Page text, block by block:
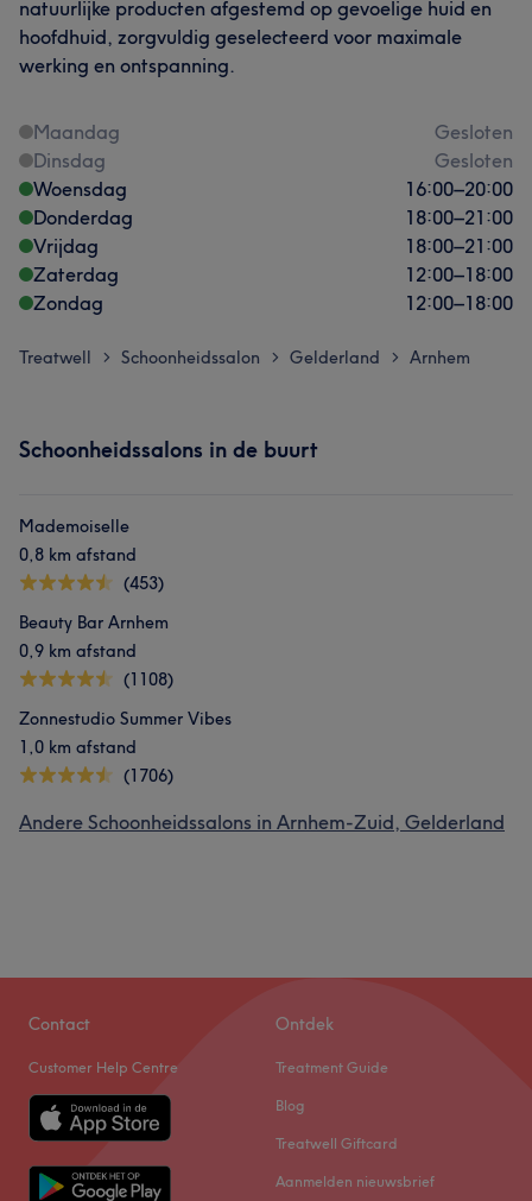
natuurlijke producten afgestemd op gevoelige huid en
hoofdhuid, zorgvuldig geselecteerd voor maximale
werking en ontspanning.
Maandag
Gesloten
Dinsdag
Gesloten
Woensdag
16:00–20:00
Donderdag
18:00–21:00
Vrijdag
18:00–21:00
Zaterdag
12:00–18:00
Zondag
12:00–18:00
Treatwell > Schoonheidssalon > Gelderland > Arnhem
Schoonheidssalons in de buurt
Mademoiselle
0,8 km afstand
(453)
Beauty Bar Arnhem
0,9 km afstand
(1108)
Zonnestudio Summer Vibes
1,0 km afstand
(1706)
Andere Schoonheidssalons in Arnhem-Zuid, Gelderland
Contact
Customer Help Centre
Ontdek
Treatment Guide
Blog
Treatwell Giftcard
Aanmelden nieuwsbrief